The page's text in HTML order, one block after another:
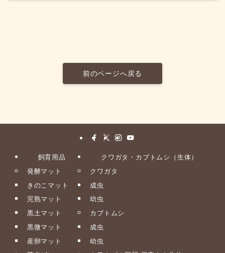
前のページへ戻る
飼育用品
発酵マット
きのこマット
完熟マット
黒土マット
黒微マット
産卵マット
クワガタ・カブトムシ（生体）
クワガタ
成虫
幼虫
カブトムシ
成虫
幼虫